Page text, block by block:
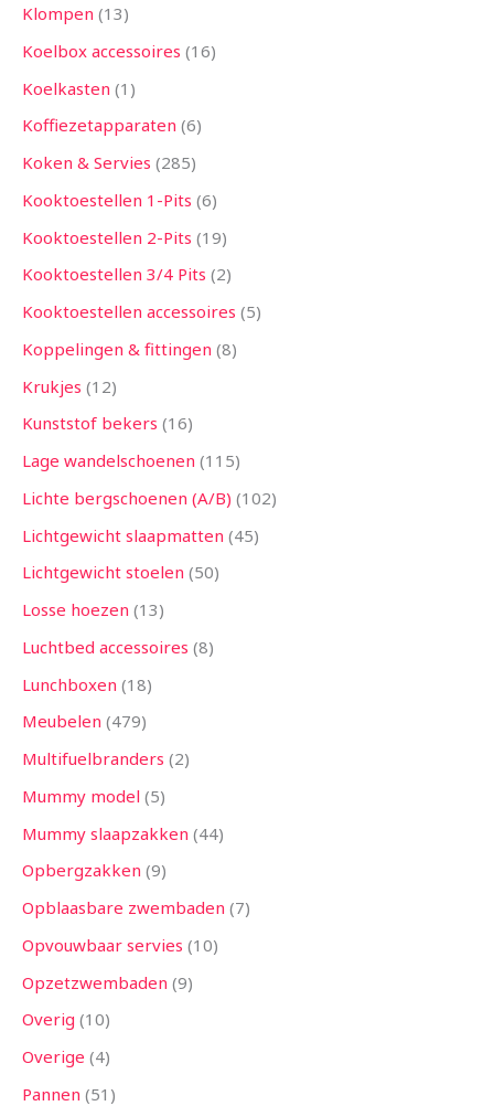
Klompen 13
Koelbox accessoires 16
Koelkasten 1
Koffiezetapparaten 6
Koken & Servies 285
Kooktoestellen 1-Pits 6
Kooktoestellen 2-Pits 19
Kooktoestellen 3/4 Pits 2
Kooktoestellen accessoires 5
Koppelingen & fittingen 8
Krukjes 12
Kunststof bekers 16
Lage wandelschoenen 115
Lichte bergschoenen (A/B) 102
Lichtgewicht slaapmatten 45
Lichtgewicht stoelen 50
Losse hoezen 13
Luchtbed accessoires 8
Lunchboxen 18
Meubelen 479
Multifuelbranders 2
Mummy model 5
Mummy slaapzakken 44
Opbergzakken 9
Opblaasbare zwembaden 7
Opvouwbaar servies 10
Opzetzwembaden 9
Overig 10
Overige 4
Pannen 51